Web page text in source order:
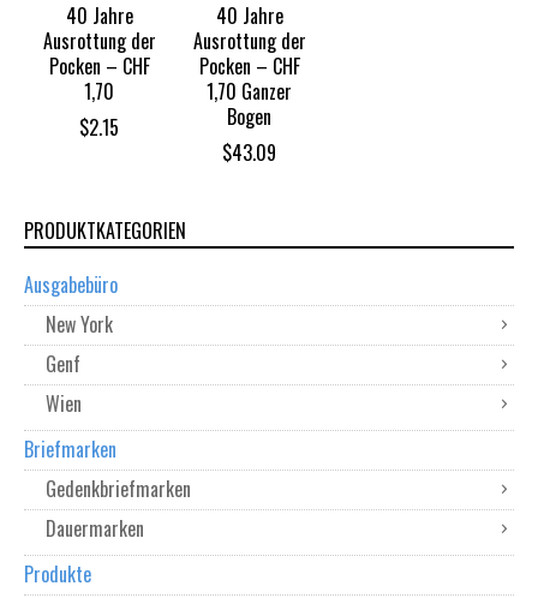
40 Jahre
Ausrottung der
Pocken – CHF
1,70
$2.15
40 Jahre
Ausrottung der
Pocken – CHF
1,70 Ganzer
Bogen
$43.09
PRODUKTKATEGORIEN
Ausgabebüro
New York
Genf
Wien
Briefmarken
Gedenkbriefmarken
Dauermarken
Produkte